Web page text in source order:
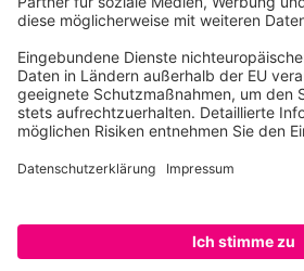
Umsatzsteuer-Identifikationsnummer:
Freistellungsbescheid: Als
von der Körperschaftssteuer gem. §5 I 9
Steuernummer 27/641/09321